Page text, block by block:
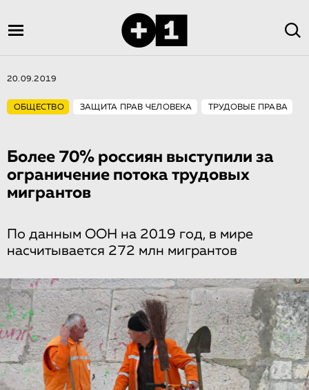
20.09.2019
ОБЩЕСТВО ЗАЩИТА ПРАВ ЧЕЛОВЕКА ТРУДОВЫЕ ПРАВА
Более 70% россиян выступили за
ограничение потока трудовых
мигрантов
По данным ООН на 2019 год, в мире
насчитывается 272 млн мигрантов